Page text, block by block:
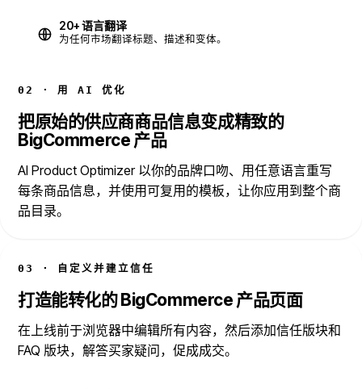
02 · 用 AI 优化
把原始的供应商商品信息变成精致的
BigCommerce 产品
AI Product Optimizer 以你的品牌口吻、用任意语言重写
每条商品信息，并使用可复用的模板，让你应用到整个商
品目录。
20+ 语言翻译
为任何市场翻译标题、描述和变体。
03 · 自定义并建立信任
打造能转化的 BigCommerce 产品页面
在上线前于浏览器中编辑所有内容，然后添加信任版块和
FAQ 版块，解答买家疑问，促成成交。